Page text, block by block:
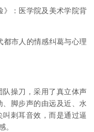
》：医学院及美术学院背
都市人的情感纠葛与心理
队操刀，采用了真立体声
、脚步声的由远及近、水
刺耳音效，而是通过逼
。